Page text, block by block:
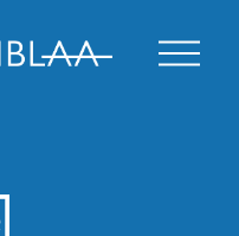
O